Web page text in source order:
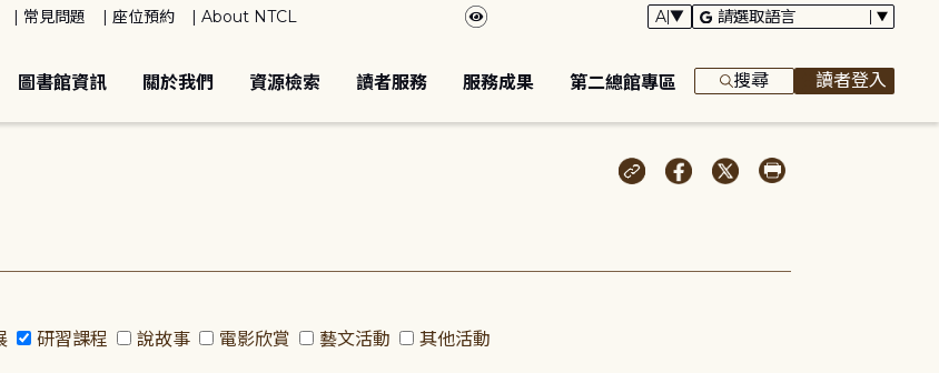
常見問題 座位預約 About NTCL
圖書館資訊 關於我們 資源檢索 讀者服務 服務成果 第二總館專區 搜尋 讀者登入
研習課程 說故事 電影欣賞 藝文活動 其他活動